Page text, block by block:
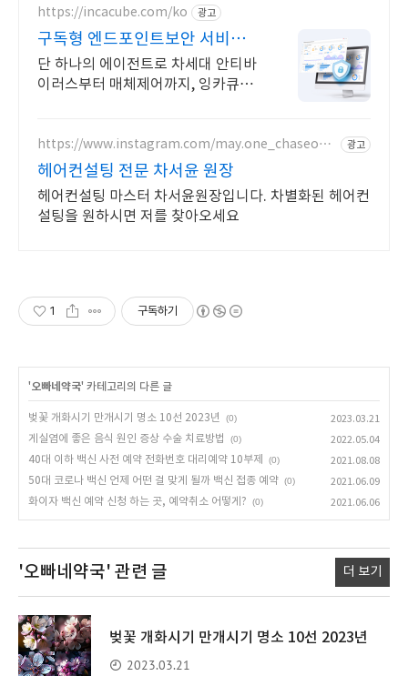
https://incacube.com/ko 광고
구독형 엔드포인트보안 서비스
구독형 기업보안 솔루션
단 하나의 에이전트로 차세대 안티바
이러스부터 매체제어까지, 잉카큐브
https://www.instagram.com/may.one_chaseoyu
n/
광고
헤어컨설팅 전문 차서윤 원장
헤어컨설팅 마스터 차서윤원장입니다. 차별화된 헤어컨
설팅을 원하시면 저를 찾아오세요
1 구독하기
'오빠네약국' 카테고리의 다른 글
벚꽃 개화시기 만개시기 명소 10선 2023년 (0)
2023.03.21
게실염에 좋은 음식 원인 증상 수술 치료방법
(0)
2022.05.04
40대 이하 백신 사전 예약 전화번호 대리예약 10부제
(0)
2021.08.08
50대 코로나 백신 언제 어떤 걸 맞게 될까 백신 접종 예약 (0)
2021.06.09
화이자 백신 예약 신청 하는 곳, 예약취소 어떻게?
(0) 2021.06.06
'오빠네약국' 관련 글 더 보기
벚꽃 개화시기 만개시기 명소 10선 2023년
2023.03.21